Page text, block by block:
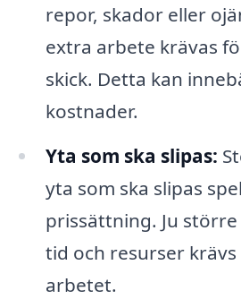
repor, skador eller
extra arbete krävas
skick. Detta kan
kostnader.
Yta som ska slipas:
yta som ska slipas
prissättning. Ju
tid och resurser
arbetet.